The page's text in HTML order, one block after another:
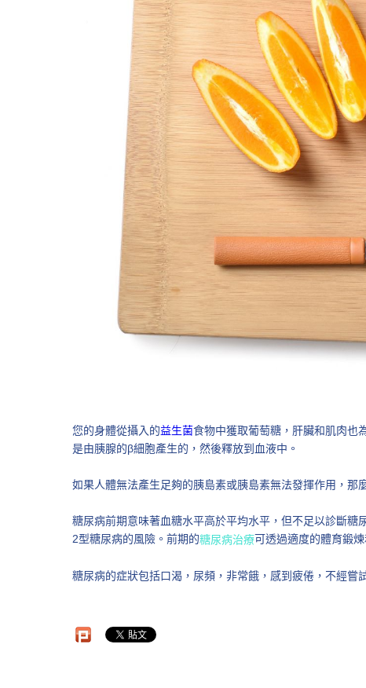
您的身體從攝入的益生菌食物中獲取葡萄糖，肝臟和肌肉也
是由胰腺的β細胞產生的，然後釋放到血液中。
如果人體無法產生足夠的胰島素或胰島素無法發揮作用，那
糖尿病前期意味著血糖水平高於平均水平，但不足以診斷
2型糖尿病的風險。前期的糖尿病治療可透過適度的體育鍛
糖尿病的症狀包括口渴，尿頻，非常餓，感到疲倦，不經嘗